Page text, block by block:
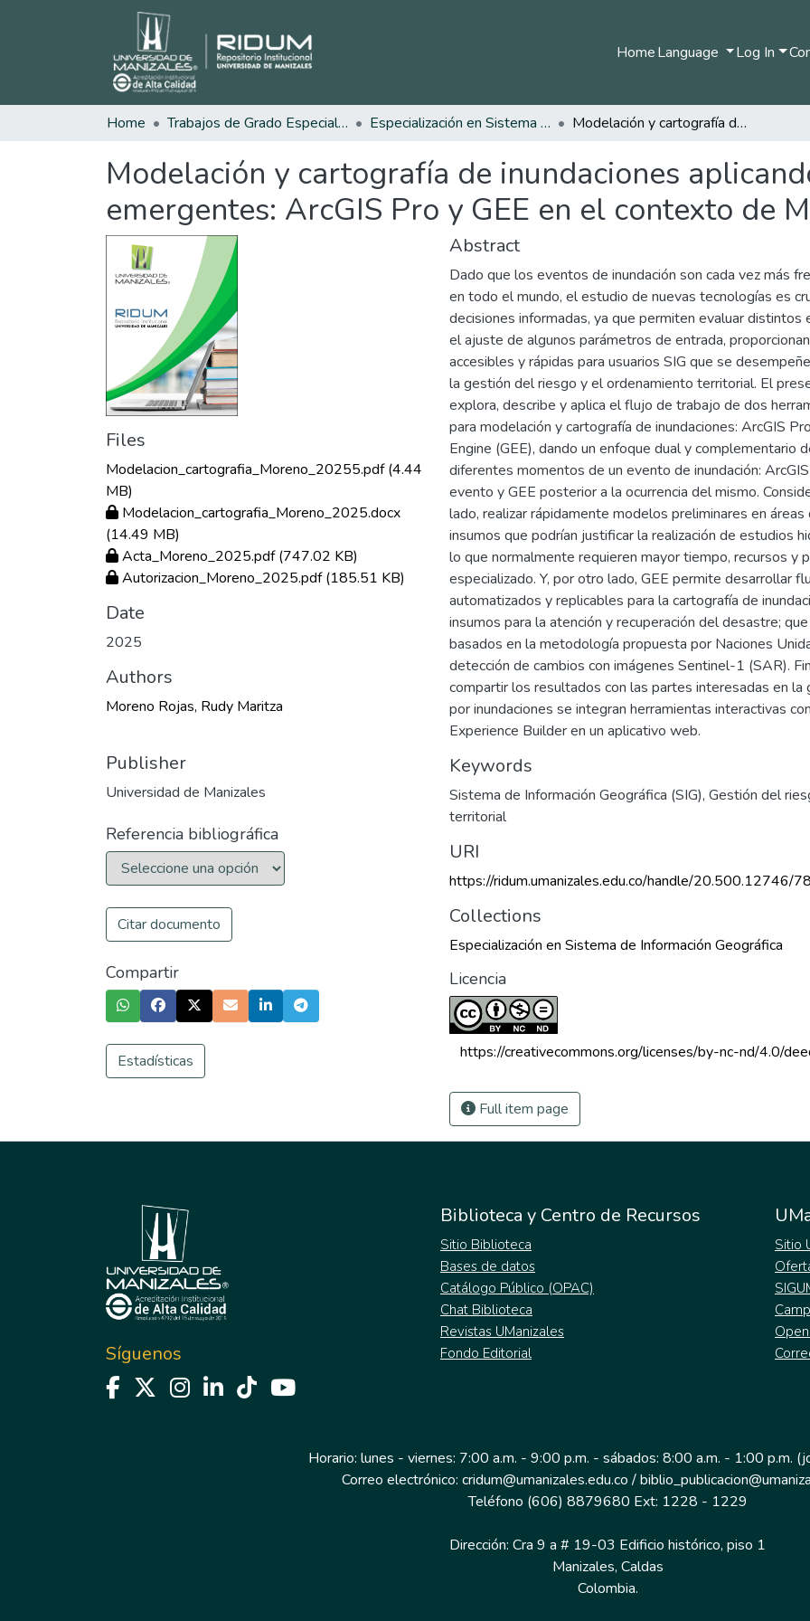
HomeLanguage Log In
Home Trabajos de Grado Especializaciones Especialización en Sistema de Información Geográfica Modelación y cartografía de inundaciones aplicando herramientas emergentes: ArcGIS Pro y GEE en el contexto de Mocoa, Putumayo
Modelación y cartografía de inundaciones
emergentes: ArcGIS Pro y GEE en el contexto de
Files
Modelacion_cartografia_Moreno_20255.pdf(4.44
MB)
Modelacion_cartografia_Moreno_2025.docx
(14.49 MB)
Acta_Moreno_2025.pdf(747.02 KB)
Autorizacion_Moreno_2025.pdf(185.51 KB)
Date
2025
Authors
Moreno Rojas, Rudy Maritza
Publisher
Universidad de Manizales
Referencia bibliográfica
Citar documento
Compartir
Estadísticas
Abstract
Dado que los eventos de inundación son cada vez más
en todo el mundo, el estudio de nuevas tecnologías es
decisiones informadas, ya que permiten evaluar distintos
el ajuste de algunos parámetros de entrada,
accesibles y rápidas para usuarios SIG que se
la gestión del riesgo y el ordenamiento territorial. El
explora, describe y aplica el flujo de trabajo de dos
para modelación y cartografía de inundaciones: ArcGIS
Engine (GEE), dando un enfoque dual y complementario
diferentes momentos de un evento de inundación:
evento y GEE posterior a la ocurrencia del mismo.
lado, realizar rápidamente modelos preliminares en
insumos que podrían justificar la realización de estudios
lo que normalmente requieren mayor tiempo, recursos y
especializado. Y, por otro lado, GEE permite desarrollar
automatizados y replicables para la cartografía de
insumos para la atención y recuperación del desastre;
basados en la metodología propuesta por Naciones
detección de cambios con imágenes Sentinel-1 (SAR).
compartir los resultados con las partes interesadas en la
por inundaciones se integran herramientas interactivas
Experience Builder en un aplicativo web.
Keywords
Sistema de Información Geográfica (SIG), Gestión del
territorial
URI
https://ridum.umanizales.edu.co/handle/20.500.12746/
Collections
Especialización en Sistema de Información Geográfica
Licencia
https://creativecommons.org/licenses/by-nc-nd/4.0/
Full item page
Síguenos
Biblioteca y Centro de Recursos
Sitio Biblioteca
Bases de datos
Catálogo Público (OPAC)
Chat Biblioteca
Revistas UManizales
Fondo Editorial
Sitio
Horario: lunes - viernes: 7:00 a.m. - 9:00 p.m. - sábados: 8:00 a.m. - 1:00 p.m.
Correo electrónico: cridum@umanizales.edu.co /
Teléfono (606) 8879680 Ext: 1228 - 1229
Dirección: Cra 9 a # 19-03 Edificio histórico, piso 1
Manizales, Caldas
Colombia.